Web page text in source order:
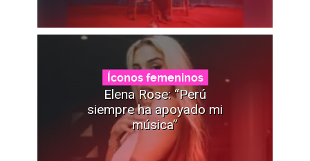
Íconos femeninos
Elena Rose: “Perú
siempre ha apoyado mi
música”